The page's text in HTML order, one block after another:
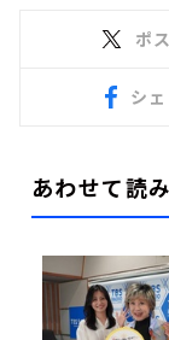
ポ
シ
あわせて読